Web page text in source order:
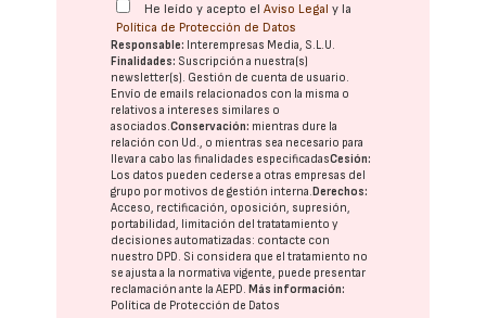
He leído y acepto elAviso Legal y la
Política de Protección de Datos
Responsable: Interempresas Media, S.L.U.
Finalidades: Suscripción a nuestra(s)
newsletter(s). Gestión de cuenta de usuario.
Envío de emails relacionados con la misma o
relativos a intereses similares o
asociados.Conservación: mientras dure la
relación con Ud., o mientras sea necesario para
llevar a cabo las finalidades especificadasCesión:
Los datos pueden cederse a otras empresas del
grupo por motivos de gestión interna. Derechos:
Acceso, rectificación, oposición, supresión,
portabilidad, limitación del tratatamiento y
decisiones automatizadas: contacte con
nuestro DPD. Si considera que el tratamiento no
se ajusta a la normativa vigente, puede presentar
reclamación ante laAEPD. Más información:
Política de Protección de Datos